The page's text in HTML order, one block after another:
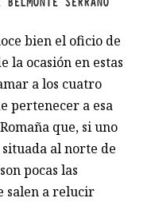
bien el oficio de
la ocasión en estas
a los cuatro
pertenecer a esa
que, si uno
al norte de
pocas las
salen a relucir